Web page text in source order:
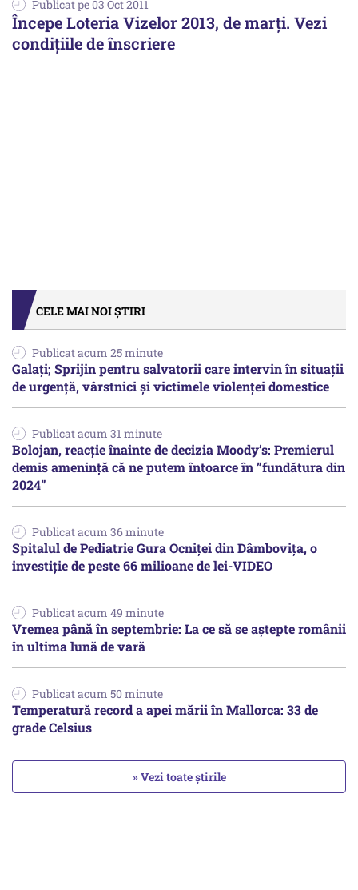
Publicat pe 03 Oct 2011
Începe Loteria Vizelor 2013, de marți. Vezi
condiţiile de înscriere
CELE MAI NOI ȘTIRI
Publicat acum 25 minute
Galați; Sprijin pentru salvatorii care intervin în situații
de urgență, vârstnici și victimele violenței domestice
Publicat acum 31 minute
Bolojan, reacție înainte de decizia Moody’s: Premierul
demis amenință că ne putem întoarce în ”fundătura din
2024”
Publicat acum 36 minute
Spitalul de Pediatrie Gura Ocniței din Dâmbovița, o
investiție de peste 66 milioane de lei-VIDEO
Publicat acum 49 minute
Vremea până în septembrie: La ce să se aștepte românii
în ultima lună de vară
Publicat acum 50 minute
Temperatură record a apei mării în Mallorca: 33 de
grade Celsius
» Vezi toate știrile